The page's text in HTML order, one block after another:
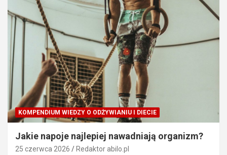
KOMPENDIUM WIEDZY O ODŻYWIANIU I DIECIE
Jakie napoje najlepiej nawadniają organizm?
25 czerwca 2026 Redaktor abilo.pl